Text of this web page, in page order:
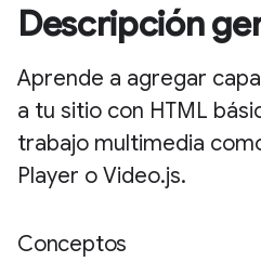
Descripción
Aprende a agregar
a tu sitio con HTML
trabajo multimedia
Player o Video.js.
Conceptos